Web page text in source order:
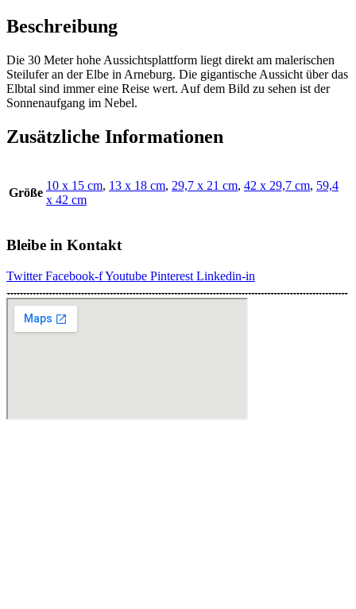
Beschreibung
Die 30 Meter hohe Aussichtsplattform liegt direkt am malerischen
Steilufer an der Elbe in Arneburg. Die gigantische Aussicht über das
Elbtal sind immer eine Reise wert. Auf dem Bild zu sehen ist der
Sonnenaufgang im Nebel.
Zusätzliche Informationen
Größe
10 x 15 cm, 13 x 18 cm, 29,7 x 21 cm, 42 x 29,7 cm, 59,4
x 42 cm
Bleibe in Kontakt
Twitter Facebook-fYoutube Pinterest Linkedin-in